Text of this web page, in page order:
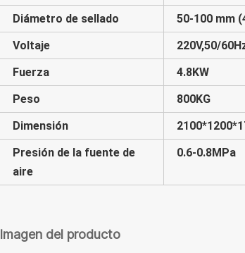
Diámetro de sellado
50-100 mm
Voltaje
220V,50/
Fuerza
4.8KW
Peso
800KG
Dimensión
Presión de la fuente de
aire
0.6-0.8MPa
Imagen del producto